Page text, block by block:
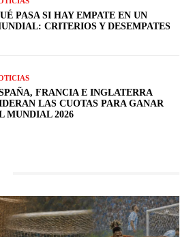
PASA SI HAY EMPATE EN UN
CRITERIOS Y DESEMPATES
FRANCIA E INGLATERRA
LAS CUOTAS PARA GANAR
MUNDIAL 2026